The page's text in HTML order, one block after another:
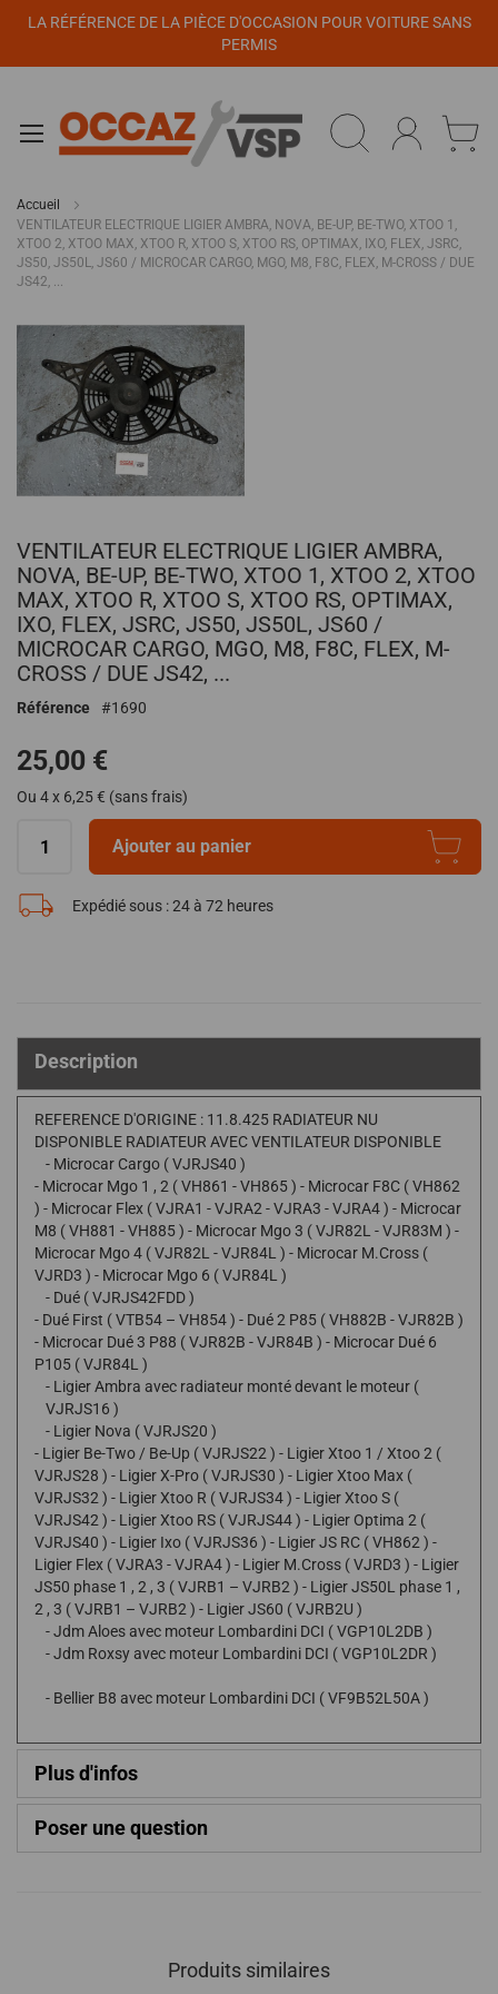
LA RÉFÉRENCE DE LA PIÈCE D'OCCASION POUR VOITURE SANS
PERMIS
Accueil
VENTILATEUR ELECTRIQUE LIGIER AMBRA, NOVA, BE-UP, BE-TWO, XTOO 1,
XTOO 2, XTOO MAX, XTOO R, XTOO S, XTOO RS, OPTIMAX, IXO, FLEX, JSRC,
JS50, JS50L, JS60 / MICROCAR CARGO, MGO, M8, F8C, FLEX, M-CROSS / DUE
JS42, ...
Passer
la
fin
de
la
galerie
d’images
au
début
de
la
Galerie
d’images
VENTILATEUR ELECTRIQUE LIGIER AMBRA,
NOVA, BE-UP, BE-TWO, XTOO 1, XTOO 2, XTOO
MAX, XTOO R, XTOO S, XTOO RS, OPTIMAX,
IXO, FLEX, JSRC, JS50, JS50L, JS60 /
MICROCAR CARGO, MGO, M8, F8C, FLEX, M-
CROSS / DUE JS42, ...
Référence 1690
25,00 €
Ou 4 x 6,25 € (sans frais)
Ajouter au panier
Expédié sous :24 à 72 heures
Description
REFERENCE D'ORIGINE : 11.8.425 RADIATEUR NU
DISPONIBLE RADIATEUR AVEC VENTILATEUR DISPONIBLE
- Microcar Cargo ( VJRJS40 )
- Microcar Mgo 1 , 2 ( VH861 - VH865 ) - Microcar F8C ( VH862
) - Microcar Flex ( VJRA1 - VJRA2 - VJRA3 - VJRA4 ) - Microcar
M8 ( VH881 - VH885 ) - Microcar Mgo 3 ( VJR82L - VJR83M ) -
Microcar Mgo 4 ( VJR82L - VJR84L ) - Microcar M.Cross (
VJRD3 ) - Microcar Mgo 6 ( VJR84L )
- Dué ( VJRJS42FDD )
- Dué First ( VTB54 – VH854 ) - Dué 2 P85 ( VH882B - VJR82B )
- Microcar Dué 3 P88 ( VJR82B - VJR84B ) - Microcar Dué 6
P105 ( VJR84L )
- Ligier Ambra avec radiateur monté devant le moteur (
VJRJS16 )
- Ligier Nova ( VJRJS20 )
- Ligier Be-Two / Be-Up ( VJRJS22 ) - Ligier Xtoo 1 / Xtoo 2 (
VJRJS28 ) - Ligier X-Pro ( VJRJS30 ) - Ligier Xtoo Max (
VJRJS32 ) - Ligier Xtoo R ( VJRJS34 ) - Ligier Xtoo S (
VJRJS42 ) - Ligier Xtoo RS ( VJRJS44 ) - Ligier Optima 2 (
VJRJS40 ) - Ligier Ixo ( VJRJS36 ) - Ligier JS RC ( VH862 ) -
Ligier Flex ( VJRA3 - VJRA4 ) - Ligier M.Cross ( VJRD3 ) - Ligier
JS50 phase 1 , 2 , 3 ( VJRB1 – VJRB2 ) - Ligier JS50L phase 1 ,
2 , 3 ( VJRB1 – VJRB2 ) - Ligier JS60 ( VJRB2U )
- Jdm Aloes avec moteur Lombardini DCI ( VGP10L2DB )
- Jdm Roxsy avec moteur Lombardini DCI ( VGP10L2DR )
- Bellier B8 avec moteur Lombardini DCI ( VF9B52L50A )
Plus d'infos
Poser une question
Produits similaires
Panneau de gestion des cookies